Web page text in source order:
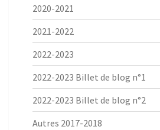
2020-2021
2021-2022
2022-2023
2022-2023 Billet de blog n°1
2022-2023 Billet de blog n°2
Autres 2017-2018